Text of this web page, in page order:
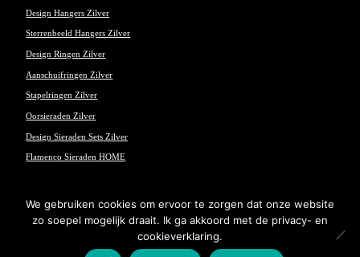
Design Hangers Zilver
Sterrenbeeld Hangers Zilver
Design Ringen Zilver
Aanschuifringen Zilver
Stapelringen Zilver
Oorsieraden Zilver
Design Sieraden Sets Zilver
Flamenco Sieraden HOME
© Flamenco Sieraden - Powered and maintained bywinkeltjes.net
We gebruiken cookies om ervoor te zorgen dat onze website
zo soepel mogelijk draait. Ik ga akkoord met de privacy- en
cookieverklaring.